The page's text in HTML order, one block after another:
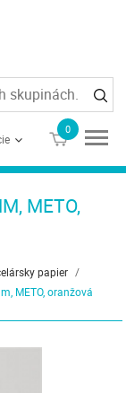
0
€0
METO,
papier /
METO, oranžová